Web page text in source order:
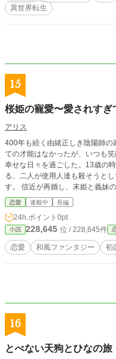
異世界転生
15
桜姫の寵愛〜愛されすぎ
アリス
400年も続く由緒正しき陰陽師の
ての才能はなかったが、いつも
幸せな日々を過ごした。13歳の
る。二人が使用人達も殺そうと
す。 信近が再婚し、末姫と義妹
らせを受ける日々。二人だけで
る。 だけど、未桜の瞳は日に日
え、嫌がらせをされようと自分
たったの一度も。 25歳になった未桜は一人の青年、若桜桃志郎との出会う。そ
の出会いが未桜の運命を大きく
恋愛 連載中 長編
24h.ポイント 0pt
小説 228,645 位 / 228,645件
恋愛 和風ファンタジー 初
16
とべない天狗とひなの旅